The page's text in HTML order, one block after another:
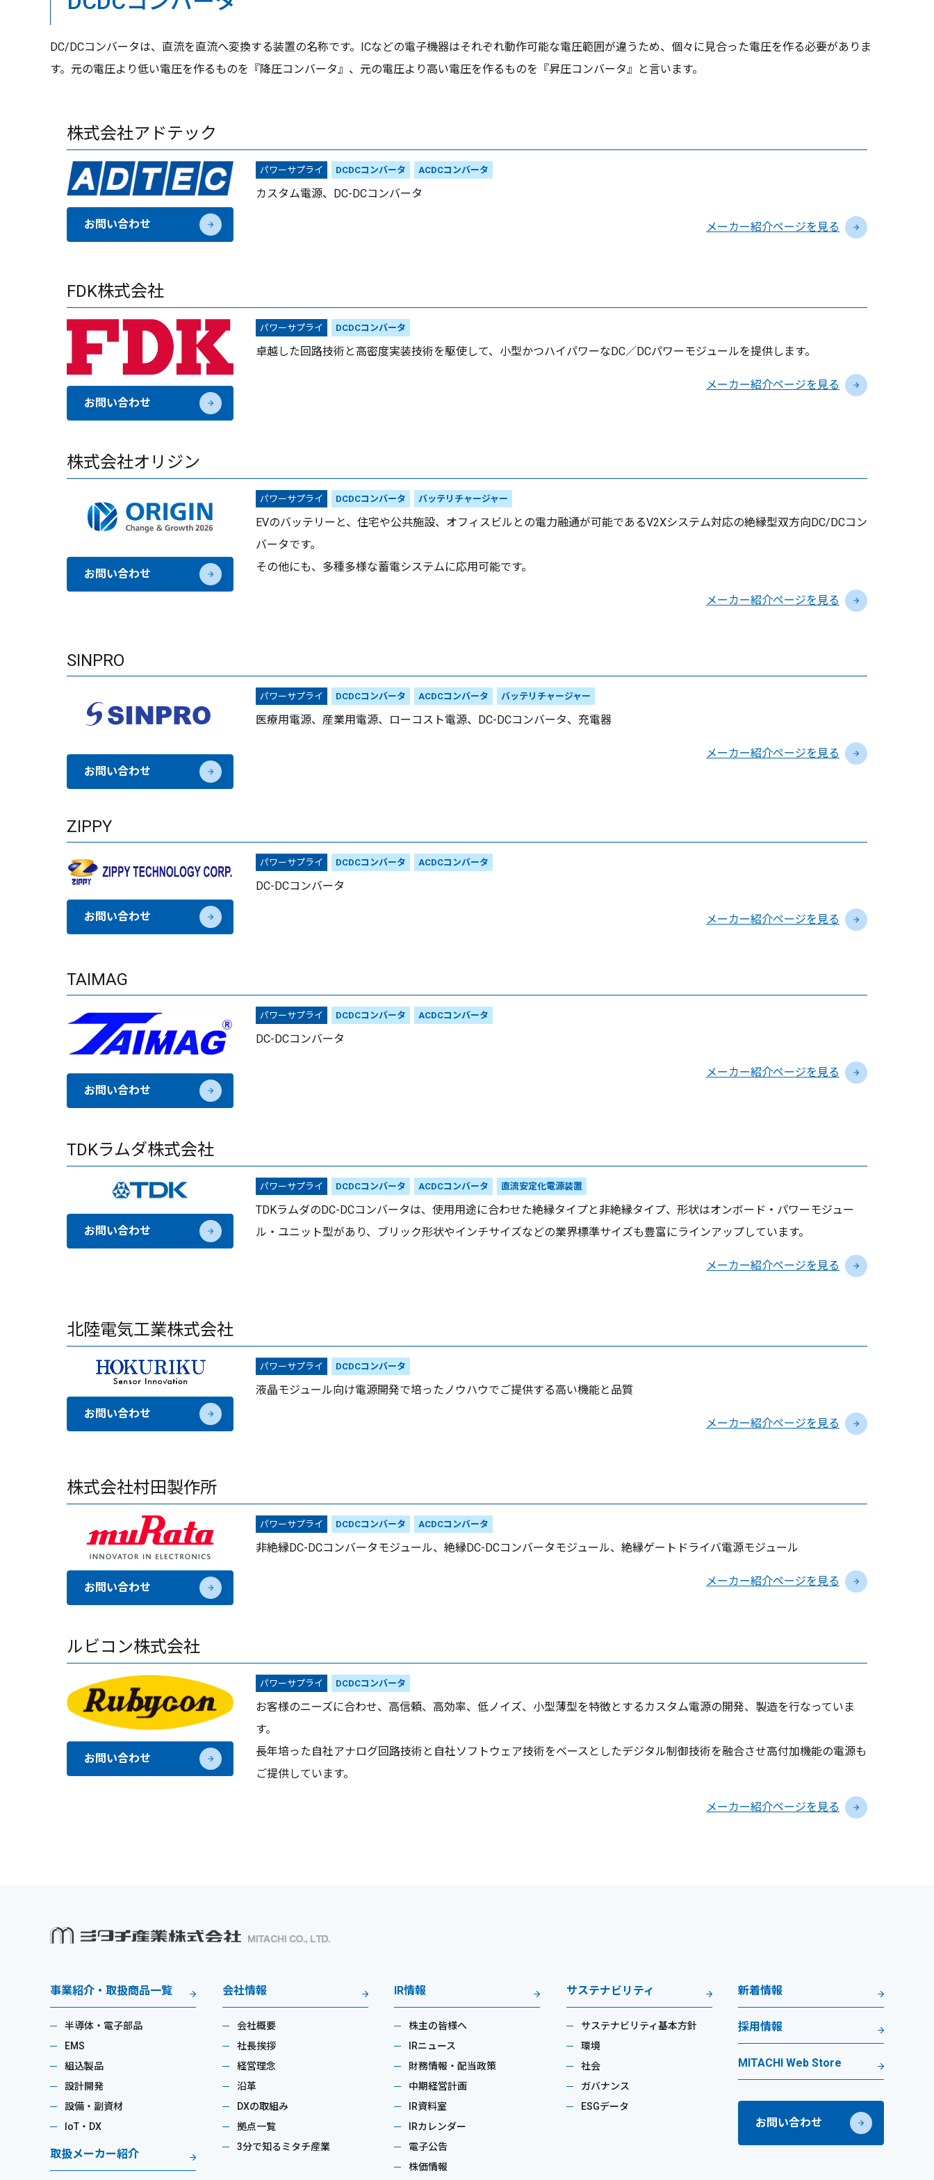
DC/DCコンバータは、直流を直流へ変換する装置の名称です。ICなどの電子機器はそれぞれ動作可能な電圧範囲が違うため、個々に見合った電圧を作る必要がありま
す。元の電圧より低い電圧を作るものを『降圧コンバータ』、元の電圧より高い電圧を作るものを『昇圧コンバータ』と言います。
株式会社アドテック
お問い合わせ
パワーサプライ DCDCコンバータ ACDCコンバータ
カスタム電源、DC-DCコンバータ
メーカー紹介ページを見る
FDK株式会社
お問い合わせ
パワーサプライ DCDCコンバータ
卓越した回路技術と高密度実装技術を駆使して、小型かつハイパワーなDC／DCパワーモジュールを提供します。
メーカー紹介ページを見る
株式会社オリジン
お問い合わせ
パワーサプライ DCDCコンバータ バッテリチャージャー
EVのバッテリーと、住宅や公共施設、オフィスビルとの電力融通が可能であるV2Xシステム対応の絶縁型双方向DC/DCコン
バータです。
その他にも、多種多様な蓄電システムに応用可能です。
メーカー紹介ページを見る
SINPRO
お問い合わせ
パワーサプライ DCDCコンバータ ACDCコンバータ バッテリチャージャー
医療用電源、産業用電源、ローコスト電源、DC-DCコンバータ、充電器
メーカー紹介ページを見る
ZIPPY
お問い合わせ
パワーサプライ DCDCコンバータ ACDCコンバータ
DC-DCコンバータ
メーカー紹介ページを見る
TAIMAG
お問い合わせ
パワーサプライ DCDCコンバータ ACDCコンバータ
DC-DCコンバータ
メーカー紹介ページを見る
TDKラムダ株式会社
お問い合わせ
パワーサプライ DCDCコンバータ ACDCコンバータ 直流安定化電源装置
TDKラムダのDC-DCコンバータは、使用用途に合わせた絶縁タイプと非絶縁タイプ、形状はオンボード・パワーモジュー
ル・ユニット型があり、ブリック形状やインチサイズなどの業界標準サイズも豊富にラインアップしています。
メーカー紹介ページを見る
北陸電気工業株式会社
お問い合わせ
パワーサプライ DCDCコンバータ
液晶モジュール向け電源開発で培ったノウハウでご提供する高い機能と品質
メーカー紹介ページを見る
株式会社村田製作所
お問い合わせ
パワーサプライ DCDCコンバータ ACDCコンバータ
非絶縁DC-DCコンバータモジュール、絶縁DC-DCコンバータモジュール、絶縁ゲートドライバ電源モジュール
メーカー紹介ページを見る
ルビコン株式会社
お問い合わせ
パワーサプライ DCDCコンバータ
お客様のニーズに合わせ、高信頼、高効率、低ノイズ、小型薄型を特徴とするカスタム電源の開発、製造を行なっていま
す。
長年培った自社アナログ回路技術と自社ソフトウェア技術をベースとしたデジタル制御技術を融合させ高付加機能の電源も
ご提供しています。
メーカー紹介ページを見る
事業紹介・取扱商品一覧
半導体・電子部品
EMS
組込製品
設計開発
設備・副資材
IoT・DX
取扱メーカー紹介
会社情報
会社概要
社長挨拶
経営理念
沿革
DXの取組み
拠点一覧
3分で知るミタチ産業
IR情報
株主の皆様へ
IRニュース
財務情報・配当政策
中期経営計画
IR資料室
IRカレンダー
電子公告
株価情報
サステナビリティ
サステナビリティ基本方針
環境
社会
ガバナンス
ESGデータ
新着情報
採用情報
MITACHI Web Store
お問い合わせ